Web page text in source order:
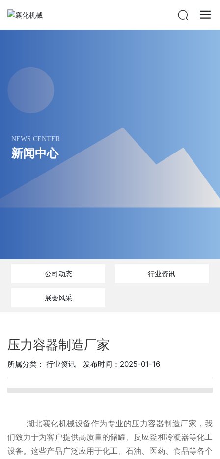
新闻中心
NEWS CENTER
公司动态 行业资讯
展会风采
压力容器制造厂家
所属分类： 行业资讯 发布时间：2025-01-16
湖北襄化机械设备作为专业的压力容器制造厂家，我
们致力于为客户提供高质量的储罐、反应釜和冷凝器等化工
设备。这些产品广泛应用于化工、石油、医药、食品等各个